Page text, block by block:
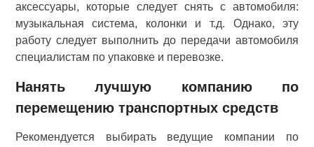
аксессуары, которые следует снять с автомобиля:
музыкальная система, колонки и т.д. Однако, эту
работу следует выполнить до передачи автомобиля
специалистам по упаковке и перевозке.
Нанять лучшую компанию по
перемещению транспортных средств
Рекомендуется выбирать ведущие компании по